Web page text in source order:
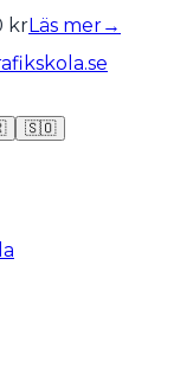
krLäs mer→
🇸🇴